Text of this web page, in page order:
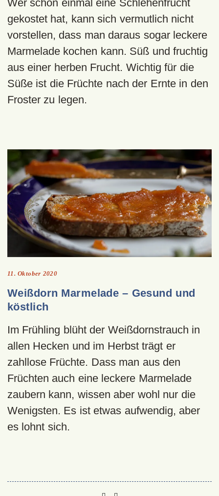
Wer schon einmal eine Schlehenfrucht
gekostet hat, kann sich vermutlich nicht
vorstellen, dass man daraus sogar leckere
Marmelade kochen kann. Süß und fruchtig
aus einer herben Frucht. Wichtig für die
Süße ist die Früchte nach der Ernte in den
Froster zu legen.
11. Oktober 2020
Weißdorn Marmelade – Gesund und
köstlich
Im Frühling blüht der Weißdornstrauch in
allen Hecken und im Herbst trägt er
zahllose Früchte. Dass man aus den
Früchten auch eine leckere Marmelade
zaubern kann, wissen aber wohl nur die
Wenigsten. Es ist etwas aufwendig, aber
es lohnt sich.